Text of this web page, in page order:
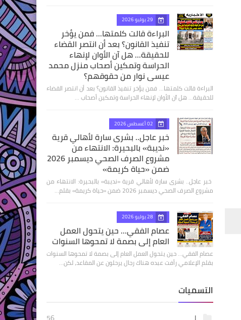
29 يوليو 2026
البراءة قالت كلمتها... فمن يؤخر
تنفيذ القانون؟ بعد أن انتصر القضاء
للحقيقة... هل آن الأوان لإنهاء
الحراسة وتمكين أصحاب منزل محمد
عيسى نوار من حقوقهم؟
البراءة قالت كلمتها... فمن يؤخر تنفيذ القانون؟ بعد أن انتصر القضاء
للحقيقة... هل آن الأوان لإنهاء الحراسة وتمكين أصحاب …
02 أغسطس 2026
خبر عاجل.. بشرى سارة لأهالي قرية
«نديبة» بالبحيرة: الانتهاء من
مشروع الصرف الصحي ديسمبر 2026
ضمن «حياة كريمة»
​ خبر عاجل.. بشرى سارة لأهالي قرية «نديبة» بالبحيرة: الانتهاء من
مشروع الصرف الصحي ديسمبر 2026 ضمن «حياة كريمة» بقلم…
28 يوليو 2026
عصام الفقي... حين يتحول العمل
العام إلى بصمة لا تمحوها السنوات
عصام الفقي... حين يتحول العمل العام إلى بصمة لا تمحوها السنوات
بقلم الإعلامي رأفت عبده هناك رجال يرحلون عن المقاعد، لكن…
التسميات